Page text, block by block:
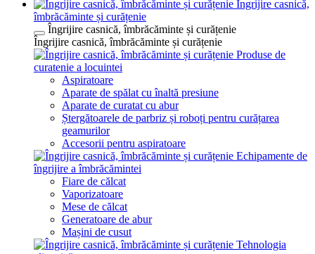
Îngrijire casnică,
îmbrăcăminte și curățenie
Îngrijire casnică, îmbrăcăminte și curățenie
Îngrijire casnică, îmbrăcăminte și curățenie
Produse de
curatenie a locuintei
Aspiratoare
Aparate de spălat cu înaltă presiune
Aparate de curatat cu abur
Ștergătoarele de parbriz și roboți pentru curățarea
geamurilor
Accesorii pentru aspiratoare
Echipamente de
îngrijire a îmbrăcămintei
Fiare de călcat
Vaporizatoare
Mese de călcat
Generatoare de abur
Mașini de cusut
Tehnologia